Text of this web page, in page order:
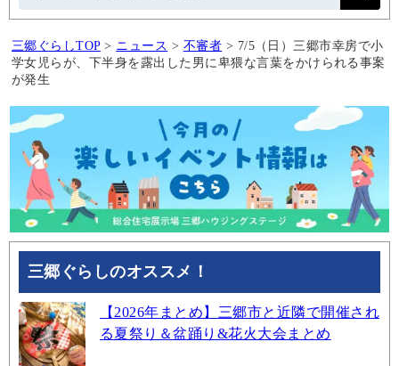
三郷ぐらしTOP > ニュース > 不審者 > 7/5（日）三郷市幸房で小
学女児らが、下半身を露出した男に卑猥な言葉をかけられる事案
が発生
三郷ぐらしのオススメ！
【2026年まとめ】三郷市と近隣で開催され
る夏祭り＆盆踊り&花火大会まとめ